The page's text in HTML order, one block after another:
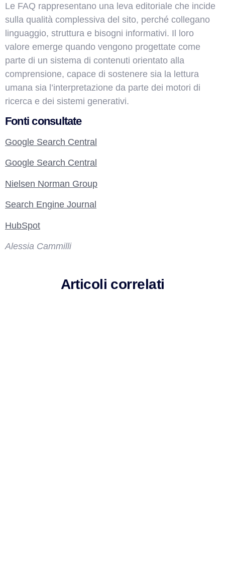
Le FAQ rappresentano una leva editoriale che incide
sulla qualità complessiva del sito, perché collegano
linguaggio, struttura e bisogni informativi. Il loro
valore emerge quando vengono progettate come
parte di un sistema di contenuti orientato alla
comprensione, capace di sostenere sia la lettura
umana sia l’interpretazione da parte dei motori di
ricerca e dei sistemi generativi.
Fonti consultate
Google Search Central
Google Search Central
Nielsen Norman Group
Search Engine Journal
HubSpot
Alessia Cammilli
Articoli correlati